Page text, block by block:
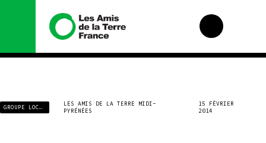
Nous connaître
Histoire
campagnes
GROUPE LOCAL
LES AMIS DE LA TERRE MIDI-
PYRÉNÉES
15 FÉVRIER
2014